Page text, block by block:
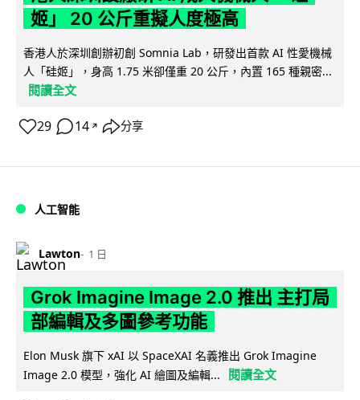
姬」 20 公斤重擬人度極高
香港人於深圳創辦初創 Somnia Lab，研發出首款 AI 性愛機械
人「硅姬」，身高 1.75 米卻僅重 20 公斤，內置 165 種親密...
閱讀全文
29 14 ↗ 分享
人工智能
Lawton 1 日
Grok Imagine Image 2.0 推出 主打局
部編輯及多圖參考功能
Elon Musk 旗下 xAI 以 SpaceXAI 名義推出 Grok Imagine
Image 2.0 模型，強化 AI 繪圖及編輯...
閱讀全文